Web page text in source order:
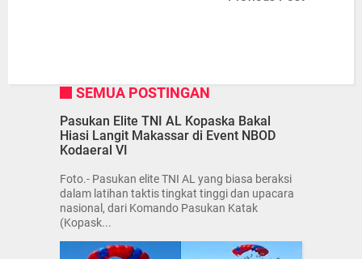
SEMUA POSTINGAN
Pasukan Elite TNI AL Kopaska Bakal
Hiasi Langit Makassar di Event NBOD
Kodaeral VI
Foto.- Pasukan elite TNI AL yang biasa beraksi
dalam latihan taktis tingkat tinggi dan upacara
nasional, dari Komando Pasukan Katak
(Kopask...